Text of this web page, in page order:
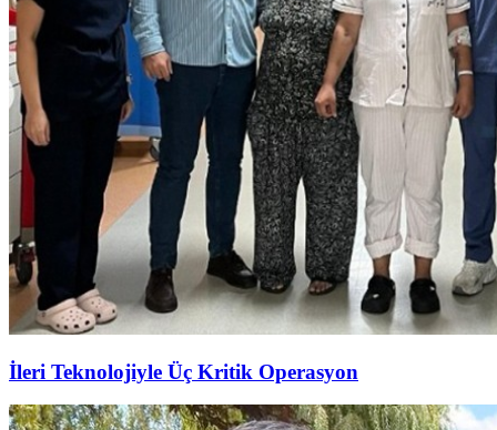
İleri Teknolojiyle Üç Kritik Operasyon